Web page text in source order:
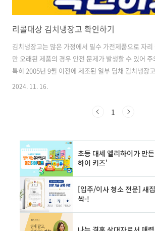
리콜대상 김치냉장고 확인하기
김치냉장고는 많은 가정에서 필수 가전제품으로 자
만 오래된 제품의 경우 안전 문제가 발생할 수 있어
특히 2005년 9월 이전에 제조된 일부 딤채 김치냉장
이 되어 주목을 받고 있습니다. 이러한 제품들은 장기
냉장고의 주요 특징은 다음과 같습니다. 1. 제조 시기:
여부를 확인하는 방법은 다음과 같습니다. 1. 에너지
인: 제품에 부착된 에너지소비효율 등급표에서 모델
2024. 11. 16.
1